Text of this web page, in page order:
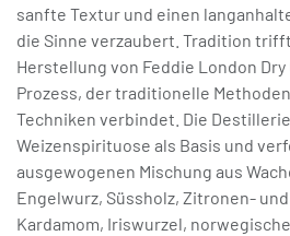
sanfte Textur und einen
die Sinne verzaubert. Tradition
Herstellung von Feddie London
Prozess, der traditionelle
Techniken verbindet. Die
Weizenspirituose als Basis und
ausgewogenen Mischung aus
Engelwurz, Süssholz, Zitronen-
Kardamom, Iriswurzel,